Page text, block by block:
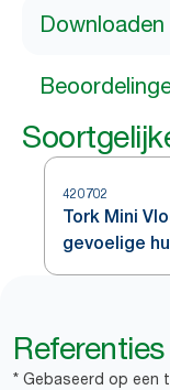
Downloaden
420702
Tork Mini
gevoelige
Referenties
* Gebaseerd op een